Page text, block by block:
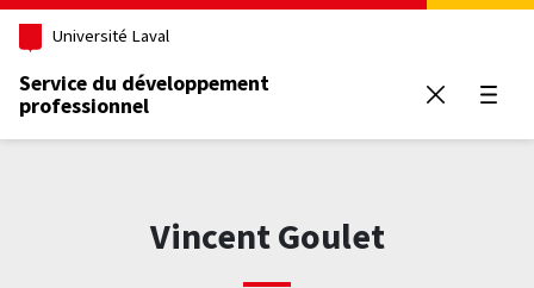
Aller au contenu principal
Université Laval
Service du développement
professionnel
Vincent Goulet